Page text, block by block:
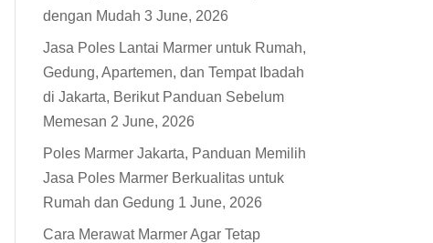
dengan Mudah 3 June, 2026
Jasa Poles Lantai Marmer untuk Rumah,
Gedung, Apartemen, dan Tempat Ibadah
di Jakarta, Berikut Panduan Sebelum
Memesan 2 June, 2026
Poles Marmer Jakarta, Panduan Memilih
Jasa Poles Marmer Berkualitas untuk
Rumah dan Gedung 1 June, 2026
Cara Merawat Marmer Agar Tetap